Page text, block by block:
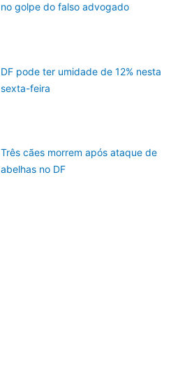
no golpe do falso advogado
DF pode ter umidade de 12% nesta
sexta-feira
Três cães morrem após ataque de
abelhas no DF